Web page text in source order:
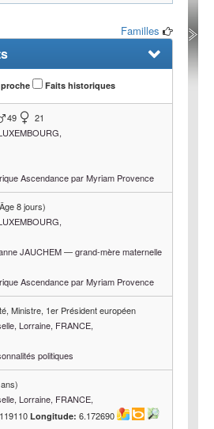
Familles
Faits historiques
49
21
Ascendance par Myriam Provence
8 jours)
JAUCHEM—grand-mère maternelle
Ascendance par Myriam Provence
Ministre, 1er Président européen
Lorraine, FRANCE,
politiques
Lorraine, FRANCE,
Longitude:6.172690